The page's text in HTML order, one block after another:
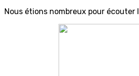
Nous étions nombreux pour